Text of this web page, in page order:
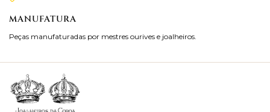
MANUFATURA
Peças manufaturadas por mestres ourives e joalheiros.